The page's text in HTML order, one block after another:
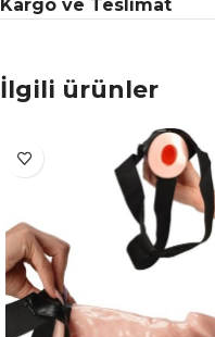
Kargo ve Teslimat
İlgili ürünler